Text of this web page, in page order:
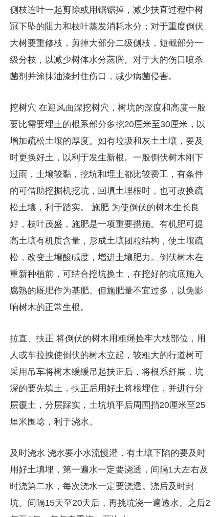
侧枝连叶一起剪除或用锯锯掉，减少扶直过程中树
冠下坠的阻力和枝叶蒸发消耗水分；对于重度倒伏
大树要重修枝，剪掉大部分二级侧枝，短截部分一
级分枝，以减少树体水分蒸腾。对于大的伤口喷杀
菌剂并涂抹油漆封住伤口，减少病菌侵害。
挖树穴 在迎风面深挖树穴，树坑的深度和高度一般
要比需要埋土的根系部分多挖20厘米至30厘米，以
增加疏松土壤的厚度。如有垃圾和灰土土壤，要及
时更换好土，以利于发生新根。一般倒伏树木刚下
过雨，土壤较黏，挖坑和埋土都比较费工，有条件
的可借助挖掘机挖坑，回填土埋根时，也可改换疏
松土壤，利于踏实。 施肥 为使倒伏的树木生长良
好，枝叶茂盛，施肥是一项重要措施。有机肥可提
高土壤有机质含量，形成土壤团粒结构，使土壤疏
松，改变土壤酸碱度，增进土壤肥力。倒伏树木在
重新种植前，可结合挖坑换土，在挖好的坑底施入
腐熟的厩肥作为基肥。但施肥量不宜过多，以免影
响树木的正常生根。
拉直、扶正 将倒伏的树木用粗绳拴牢大枝部位，用
人或车拉拽使倒伏的树木立起，较粗大的行道树可
采用吊车将树木缓缓吊起扶正后，将根系舒展，坑
深的要先填土，扶正后用好土将根埋住，并进行分
层覆土，分层踩实，土坑填平后周围挡20厘米至25
厘米围埝，利于浇水。
及时浇水 浇水要小水流慢灌，有土壤下陷的要及时
用好土填埋，第一遍水一定要浇透，间隔1天左右及
时浇第二水，每次浇水一定要浇透。浇后及时封
坑。间隔15天至20天后，再挑坑浇一遍透水。之后2